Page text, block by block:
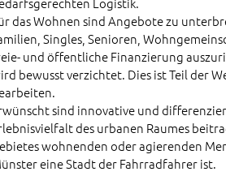
das Wohnen sind Angebote zu
Singles, Senioren,
und öffentliche Finanzierung
bewusst verzichtet. Dies ist Teil der
sind innovative und
des urbanen Raumes
wohnenden oder agierenden
eine Stadt der Fahrradfahrer ist.